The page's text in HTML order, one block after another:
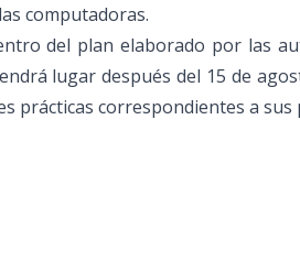
computadoras.
del plan elaborado por las
lugar después del 15 de
prácticas correspondientes a